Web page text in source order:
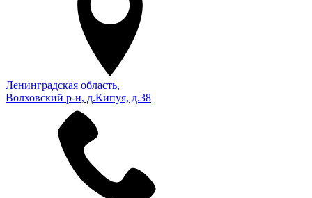
Ленинградская область,
Волховский р-н, д.Кипуя, д.38